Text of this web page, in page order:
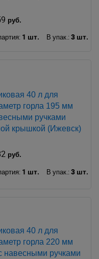
руб.
1 шт. В упак.: 3 шт.
40 л для
горла 195 мм
ручками
крышкой (Ижевск)
руб.
1 шт. В упак.: 3 шт.
40 л для
горла 220 мм
навесными ручками